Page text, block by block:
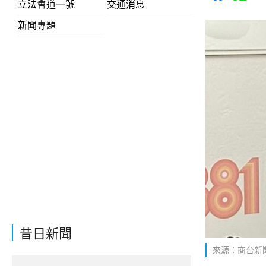
立法會道一號
交通消息
新聞專題
昔日新聞
來源：商台新